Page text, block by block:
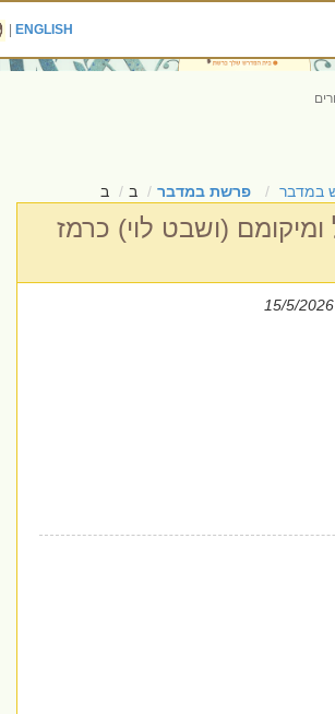
ENGLISH
|
פרשת במדבר ב ב
(ושבט לוי) כרמז